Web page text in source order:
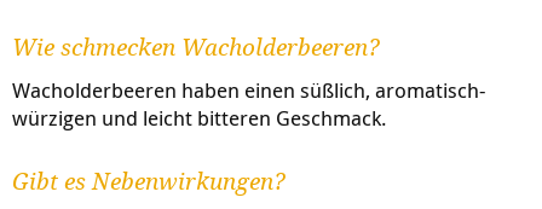
Wie schmecken Wacholderbeeren?
Wacholderbeeren haben einen süßlich, aromatisch-
würzigen und leicht bitteren Geschmack.
Gibt es Nebenwirkungen?